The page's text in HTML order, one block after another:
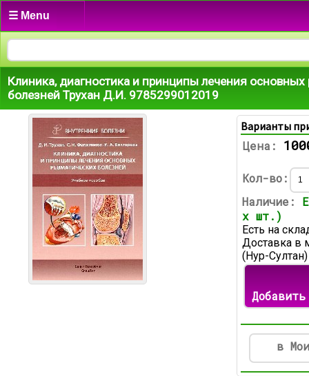
☰ Menu
Клиника, диагностика и принципы лечения основных
болезней Трухан Д.И. 9785299012019
Варианты
Цена:
Кол-во:
Наличие:
х шт.)
Есть на
Доставка в
(Нур-
в